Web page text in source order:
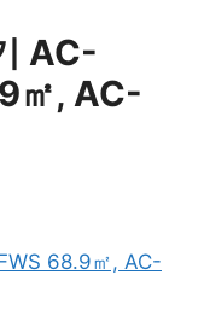
AC-
㎡, AC-